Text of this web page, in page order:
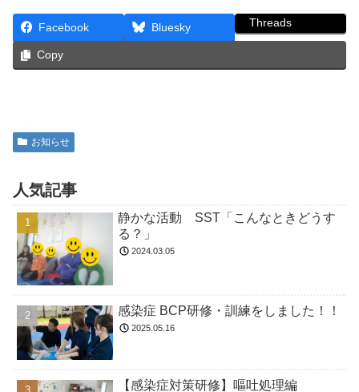
Facebook Bluesky Threads
Copy
お知らせ
人気記事
静かな活動 SST「こんなときどうす
る？」
2024.03.05
感染症 BCP研修・訓練をしました！！
2025.05.16
【感染症対策研修】嘔吐処理編